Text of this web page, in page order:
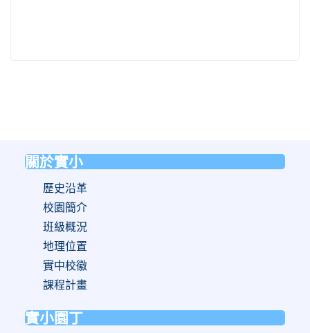
關於實小
歷史沿革
校園簡介
班級概況
地理位置
實中校徽
課程計畫
實小園丁